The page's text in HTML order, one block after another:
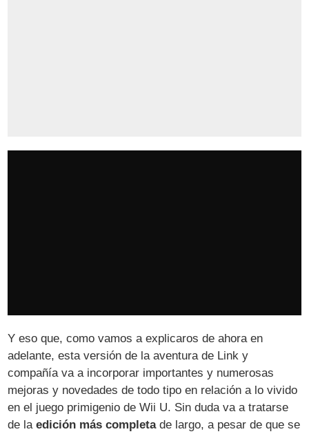
Y eso que, como vamos a explicaros de ahora en
adelante, esta versión de la aventura de Link y
compañía va a incorporar importantes y numerosas
mejoras y novedades de todo tipo en relación a lo vivido
en el juego primigenio de Wii U. Sin duda va a tratarse
de laedición más completade largo, a pesar de que se